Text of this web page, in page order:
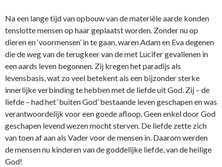
Na een lange tijd van opbouw van de materiële aarde konden
tenslotte mensen op haar geplaatst worden. Zonder nu op
dieren en ‘voormensen’ in te gaan, waren Adam en Eva degenen
die de weg van de terugkeer van de met Lucifer gevallenen in
een aards leven begonnen. Zij kregen het paradijs als
levensbasis, wat zo veel betekent als een bijzonder sterke
innerlijke verbinding te hebben met de liefde uit God. Zij – de
liefde – had het ‘buiten God’ bestaande leven geschapen en was
verantwoordelijk voor een goede afloop. Geen enkel door God
geschapen levend wezen mocht sterven. De liefde zette zich
van toen af aan als Vader voor de mensen in. Daarom werden
de mensen nu kinderen van de goddelijke liefde, van de heilige
God!